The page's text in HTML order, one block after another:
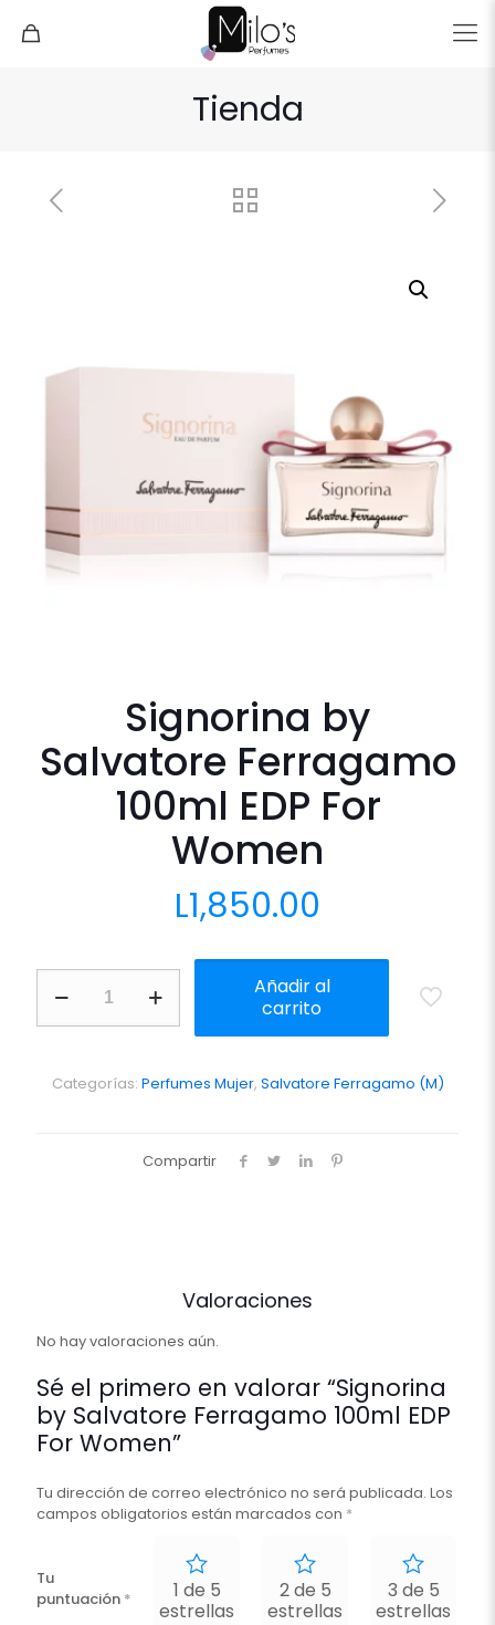
Tienda
Signorina by
Salvatore Ferragamo
100ml EDP For
Women
L1,850.00
Salvatore
EDP
Añadir al
carrito
Categorías: Perfumes Mujer, Salvatore Ferragamo (M)
Compartir
Valoraciones
No hay valoraciones aún.
Sé el primero en valorar “Signorina
by Salvatore Ferragamo 100ml EDP
For Women”
Tu dirección de correo electrónico no será publicada. Los
campos obligatorios están marcados con *
Tu
puntuación *
1 de 5
estrellas
2 de 5
estrellas
3 de 5
estrellas